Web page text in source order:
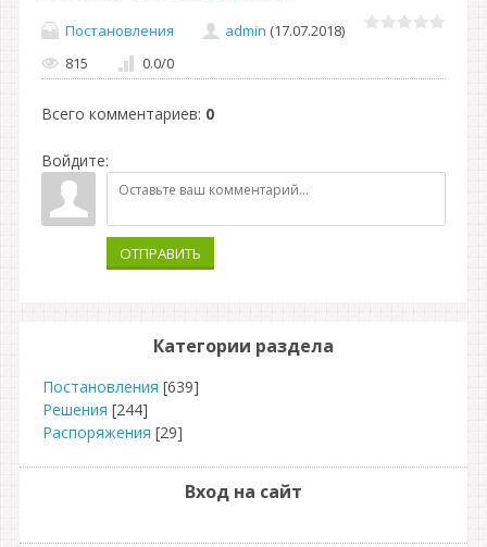
Постановления admin (17.07.2018)
815
0.0/0
Всего комментариев: 0
Войдите:
ОТПРАВИТЬ
Категории раздела
Постановления [639]
Решения [244]
Распоряжения [29]
Вход на сайт